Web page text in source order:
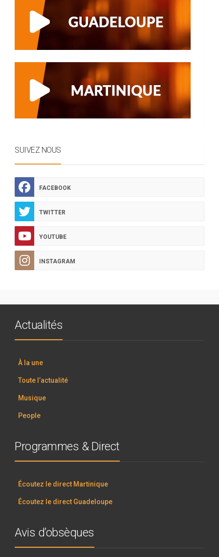
SUIVEZ NOUS
FACEBOOK
TWITTER
YOUTUBE
INSTAGRAM
Actualités
À la une
Toute l’actualité
Musique
People
Programmes & Direct
Écoutez le direct Martinique
Écoutez le direct Guadeloupe
Avis d’obsèques